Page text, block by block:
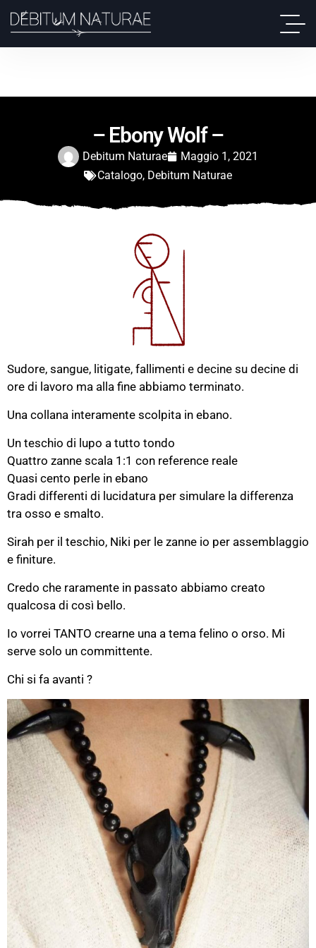
– Ebony Wolf –
Debitum Naturae
Maggio 1, 2021
Catalogo, Debitum Naturae
Sudore, sangue, litigate, fallimenti e decine su decine di
ore di lavoro ma alla fine abbiamo terminato.
Una collana interamente scolpita in ebano.
Un teschio di lupo a tutto tondo
Quattro zanne scala 1:1 con reference reale
Quasi cento perle in ebano
Gradi differenti di lucidatura per simulare la differenza
tra osso e smalto.
Sirah per il teschio, Niki per le zanne io per assemblaggio
e finiture.
Credo che raramente in passato abbiamo creato
qualcosa di così bello.
Io vorrei TANTO crearne una a tema felino o orso. Mi
serve solo un committente.
Chi si fa avanti ?